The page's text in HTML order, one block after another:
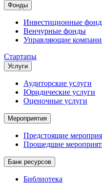
Фонды
Инвестиционные
Венчурные фонды
Управляющие
Стартапы
Услуги
Аудиторские услуги
Юридические услуги
Оценочные услуги
Мероприятия
Предстоящие
Прошедшие
Банк ресурсов
Библиотека